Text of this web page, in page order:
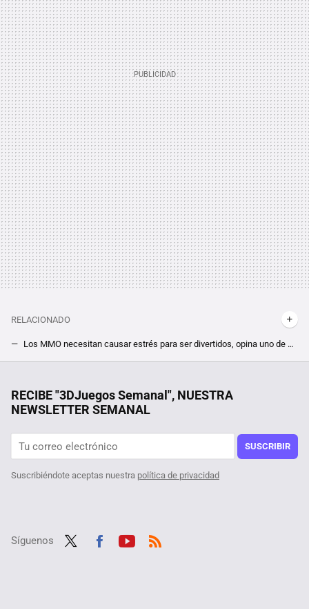
RELACIONADO
Los MMO necesitan causar estrés para ser divertidos, opina uno de sus máximos exponentes. El director de Final Fantasy XIV lamenta su situación actual
Está en Steam por menos de 1 euro, y se trata de uno de los MMORPG con más contenido de los que hay en el género. Descubre Black Desert Online
RECIBE "3DJuegos Semanal", NUESTRA
NEWSLETTER SEMANAL
SUSCRIBIR
Suscribiéndote aceptas nuestra política de privacidad
Síguenos